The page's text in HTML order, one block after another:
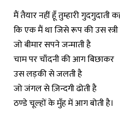
मैं तैयार नहीं हूँ तुम्हारी गुदगुदाती
कि एक मैं था जिसे रूप की उस स्त्री
जो बीमार सपने जन्माती है
चाम पर चाँदनी की आग बिछाकर
उस लड़की से जलती है
जो जंगल से ज़िन्दगी ढोती है
ठण्डे चूल्हों के मुँह में आग बोती है।